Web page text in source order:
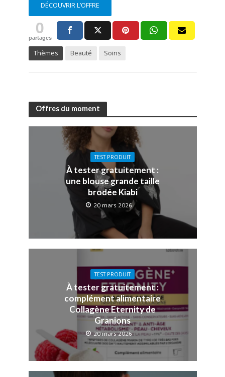
DÉCOUVRIR L’OFFRE
0
partages
Thèmes Beauté Soins
Offres du moment
TEST PRODUIT
À tester gratuitement :
une blouse grande taille
brodée Kiabi
20 mars 2026
TEST PRODUIT
À tester gratuitement :
complément alimentaire
Collagène Eternity de
Granions
20 mars 2026